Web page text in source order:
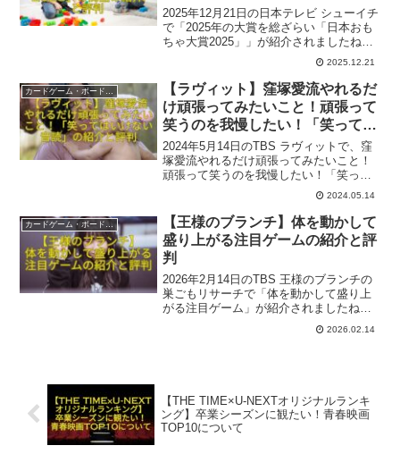
2025年12月21日の日本テレビ シューイチ
で「2025年の大賞を総ざらい「日本おも
ちゃ大賞2025」」が紹介されましたね。
ここでは番組内で出た一部関連商品とそ
の評判をご紹介いたします。参考になれ
ば幸いです。
2025.12.21
【ラヴィット】窪塚愛流やれるだ
け頑張ってみたいこと！頑張って
笑うのを我慢したい！「笑っては
いけない音読」の紹介と評判
2024年5月14日のTBS ラヴィットで、窪
塚愛流やれるだけ頑張ってみたいこと！
頑張って笑うのを我慢したい！「笑って
はいけない音読」が紹介されましたね！
ここでは番組内で出た関連商品と評判を
ご紹介いたします。参考になれば幸いで
す。
2024.05.14
カードゲーム・ボードゲーム
【王様のブランチ】体を動かして
盛り上がる注目ゲームの紹介と評
判
2026年2月14日のTBS 王様のブランチの
巣ごもリサーチで「体を動かして盛り上
がる注目ゲーム」が紹介されましたね。
ここでは、番組内で紹介された一部商品
とその評判をご紹介いたします。参考に
2026.02.14
【THE TIME×U-NEXTオリジナルランキ
ング】卒業シーズンに観たい！青春映画
TOP10について